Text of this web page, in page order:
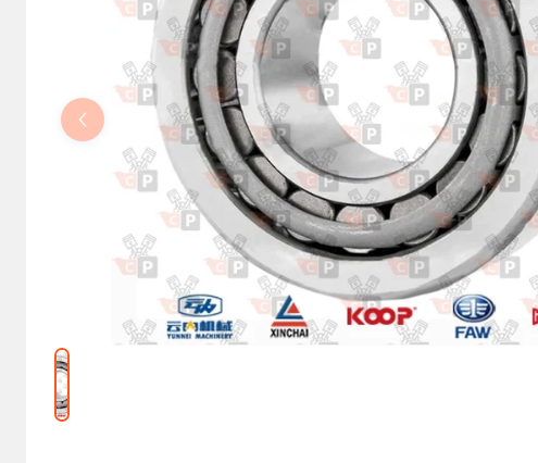
Kolumny kierownicze, orbitrole
Części elektryczne
Osprzęt do maszyn